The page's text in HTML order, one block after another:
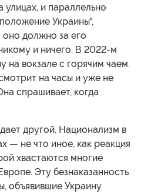
улицах, и параллельно
Украины",
оно должно за его
и ничего. В 2022-м
на вокзале с горячим чаем.
на часы и уже не
спрашивает, когда
другой. Национализм в
— не что иное, как реакция
хвастаются многие
Эту безнаказанность
объявившие Украину